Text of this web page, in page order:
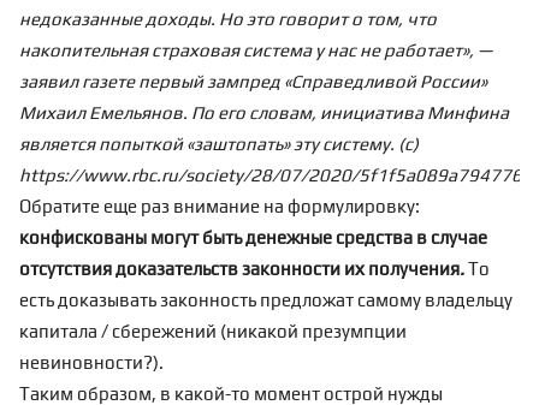
недоказанные доходы. Но это говорит о том, что
накопительная страховая система у нас не работает», —
заявил газете первый зампред «Справедливой России»
Михаил Емельянов. По его словам, инициатива Минфина
является попыткой «заштопать» эту систему. (с)
https://www.rbc.ru/society/28/07/2020/
Обратите еще раз внимание на формулировку:
конфискованы могут бытьденежные средства в случае
отсутствия доказательств законности их получения.То
есть доказывать законность предложат самому владельцу
капитала / сбережений (никакой презумпции
невиновности?).
Таким образом, в какой-то момент острой нужды